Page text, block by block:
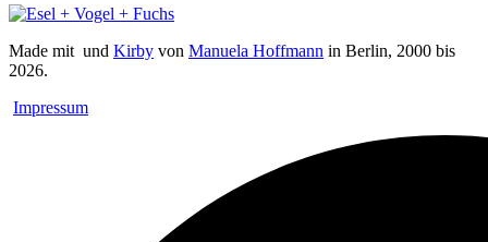
Made mit und Kirby von Manuela Hoffmann in Berlin, 2000 bis
2026.
Impressum